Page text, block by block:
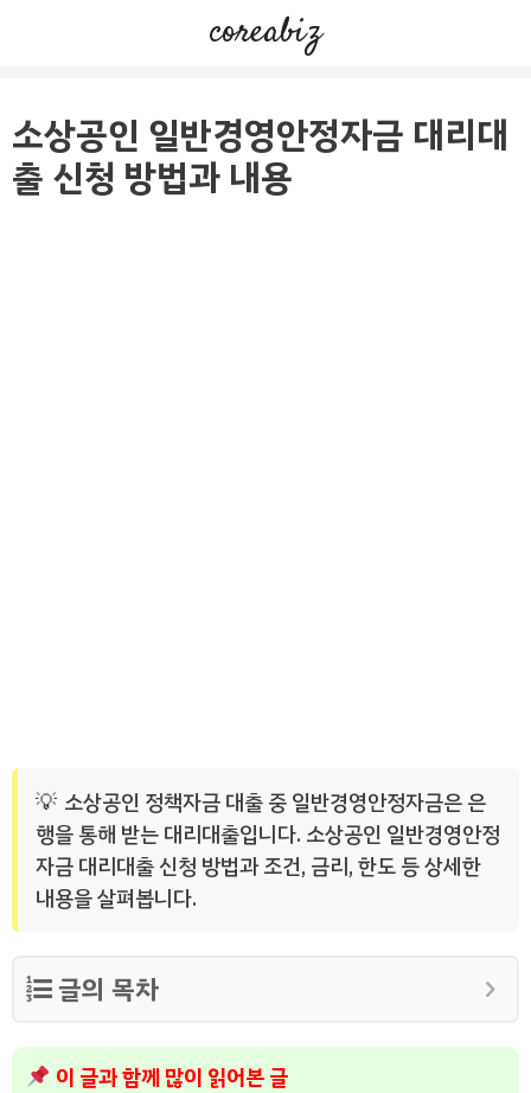
건
너
coreabiz
소상공인 일반경영안정자금 대리대
출 신청 방법과 내용
소상공인 정책자금 대출 중 일반경영안정자금은 은
행을 통해 받는 대리대출입니다. 소상공인 일반경영안정
자금 대리대출 신청 방법과 조건, 금리, 한도 등 상세한
내용을 살펴봅니다.
글의 목차
이 글과 함께 많이 읽어본 글